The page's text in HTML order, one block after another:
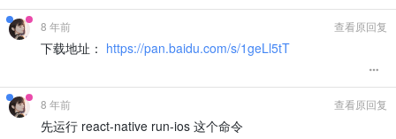
8 年前 查看原回复
下载地址： https://pan.baidu.com/s/1geLl5tT
8 年前 查看原回复
先运行 react-native run-ios 这个命令